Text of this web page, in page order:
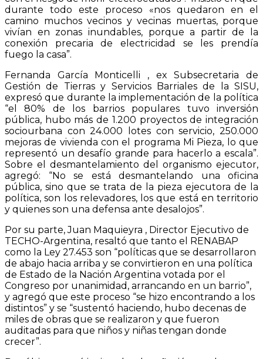
durante todo este proceso «nos quedaron en el
camino muchos vecinos y vecinas muertas, porque
vivían en zonas inundables, porque a partir de la
conexión precaria de electricidad se les prendía
fuego la casa”.
Fernanda García Monticelli , ex Subsecretaria de
Gestión de Tierras y Servicios Barriales de la SISU,
expresó que durante la implementación de la política
“el 80% de los barrios populares tuvo inversión
pública, hubo más de 1.200 proyectos de integración
sociourbana con 24.000 lotes con servicio, 250.000
mejoras de vivienda con el programa Mi Pieza, lo que
representó un desafío grande para hacerlo a escala”.
Sobre el desmantelamiento del organismo ejecutor,
agregó: “No se está desmantelando una oficina
pública, sino que se trata de la pieza ejecutora de la
política, son los relevadores, los que está en territorio
y quienes son una defensa ante desalojos”.
Por su parte, Juan Maquieyra , Director Ejecutivo de
TECHO-Argentina, resaltó que tanto el RENABAP
como la Ley 27.453 son “políticas que se desarrollaron
de abajo hacia arriba y se convirtieron en una política
de Estado de la Nación Argentina votada por el
Congreso por unanimidad, arrancando en un barrio”,
y agregó que este proceso “se hizo encontrando a los
distintos” y se “sustentó haciendo, hubo decenas de
miles de obras que se realizaron y que fueron
auditadas para que niños y niñas tengan donde
crecer”.